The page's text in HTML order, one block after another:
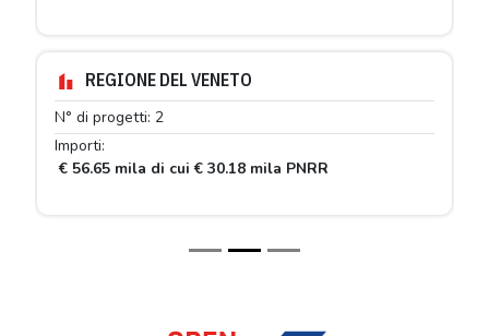
REGIONE DEL VENETO
N° di progetti: 2
Importi:
€ 56.65 mila di cui € 30.18 mila PNRR